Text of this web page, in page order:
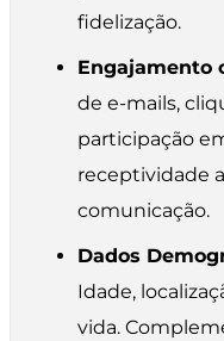
fidelização.
Engajamento
de e-mails,
participação
receptividade
comunicação.
Dados
Idade,
vida.